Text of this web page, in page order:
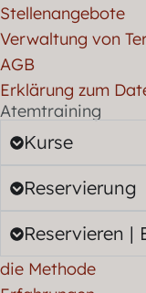
Stellenangebote
Verwaltung von
AGB
Erklärung zum
Atemtraining
Kurse
Reservierung
Reservieren |
die Methode